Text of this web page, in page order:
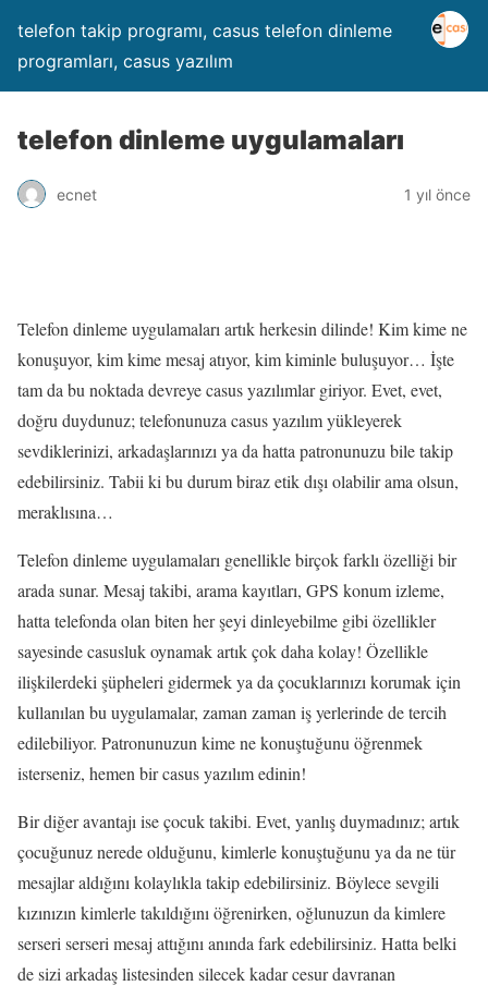
telefon takip programı, casus telefon dinleme
programları, casus yazılım
telefon dinleme uygulamaları
ecnet 1 yıl önce
Telefon dinleme uygulamaları artık herkesin dilinde! Kim kime ne
konuşuyor, kim kime mesaj atıyor, kim kiminle buluşuyor… İşte
tam da bu noktada devreye casus yazılımlar giriyor. Evet, evet,
doğru duydunuz; telefonunuza casus yazılım yükleyerek
sevdiklerinizi, arkadaşlarınızı ya da hatta patronunuzu bile takip
edebilirsiniz. Tabii ki bu durum biraz etik dışı olabilir ama olsun,
meraklısına…
Telefon dinleme uygulamaları genellikle birçok farklı özelliği bir
arada sunar. Mesaj takibi, arama kayıtları, GPS konum izleme,
hatta telefonda olan biten her şeyi dinleyebilme gibi özellikler
sayesinde casusluk oynamak artık çok daha kolay! Özellikle
ilişkilerdeki şüpheleri gidermek ya da çocuklarınızı korumak için
kullanılan bu uygulamalar, zaman zaman iş yerlerinde de tercih
edilebiliyor. Patronunuzun kime ne konuştuğunu öğrenmek
isterseniz, hemen bir casus yazılım edinin!
Bir diğer avantajı ise çocuk takibi. Evet, yanlış duymadınız; artık
çocuğunuz nerede olduğunu, kimlerle konuştuğunu ya da ne tür
mesajlar aldığını kolaylıkla takip edebilirsiniz. Böylece sevgili
kızınızın kimlerle takıldığını öğrenirken, oğlunuzun da kimlere
serseri serseri mesaj attığını anında fark edebilirsiniz. Hatta belki
de sizi arkadaş listesinden silecek kadar cesur davranan